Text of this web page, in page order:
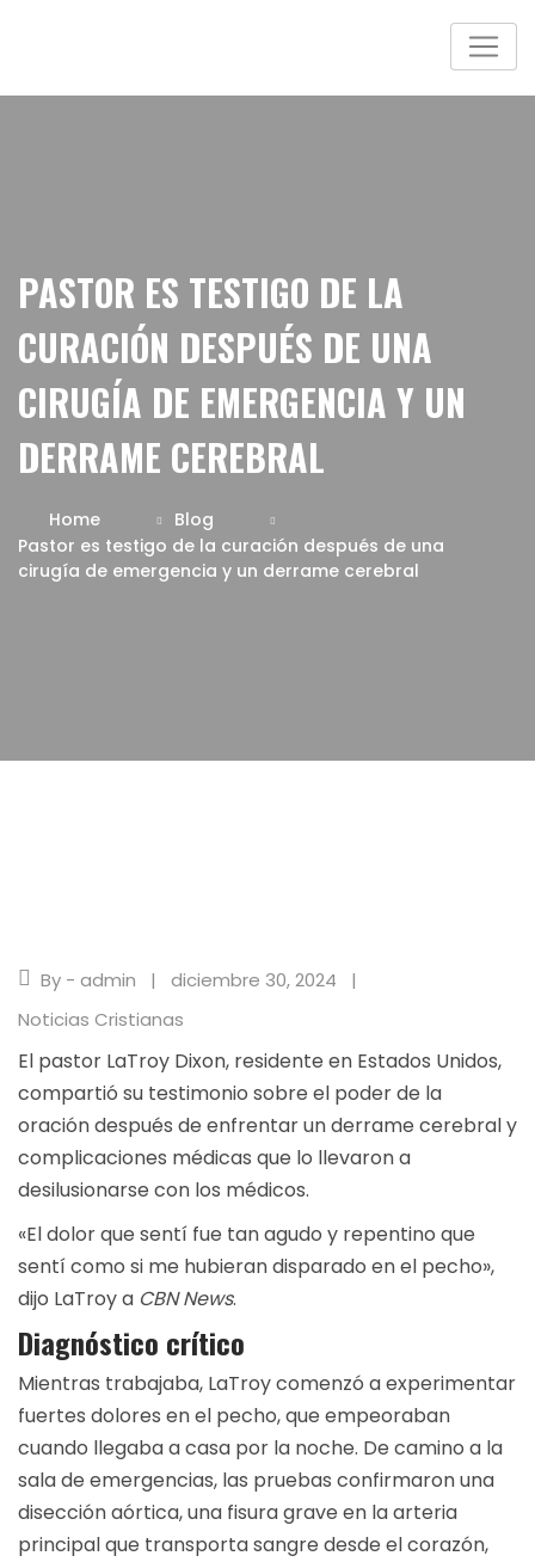
PASTOR ES TESTIGO DE LA
CURACIÓN DESPUÉS DE UNA
CIRUGÍA DE EMERGENCIA Y UN
DERRAME CEREBRAL
Home
Blog
Pastor es testigo de la curación después de una
cirugía de emergencia y un derrame cerebral
By - admin
diciembre 30, 2024
Noticias Cristianas
El pastor LaTroy Dixon, residente en Estados Unidos,
compartió su testimonio sobre el poder de la
oración después de enfrentar un derrame cerebral y
complicaciones médicas que lo llevaron a
desilusionarse con los médicos.
«El dolor que sentí fue tan agudo y repentino que
sentí como si me hubieran disparado en el pecho»,
dijo LaTroy a CBN News.
Diagnóstico crítico
Mientras trabajaba, LaTroy comenzó a experimentar
fuertes dolores en el pecho, que empeoraban
cuando llegaba a casa por la noche. De camino a la
sala de emergencias, las pruebas confirmaron una
disección aórtica, una fisura grave en la arteria
principal que transporta sangre desde el corazón,